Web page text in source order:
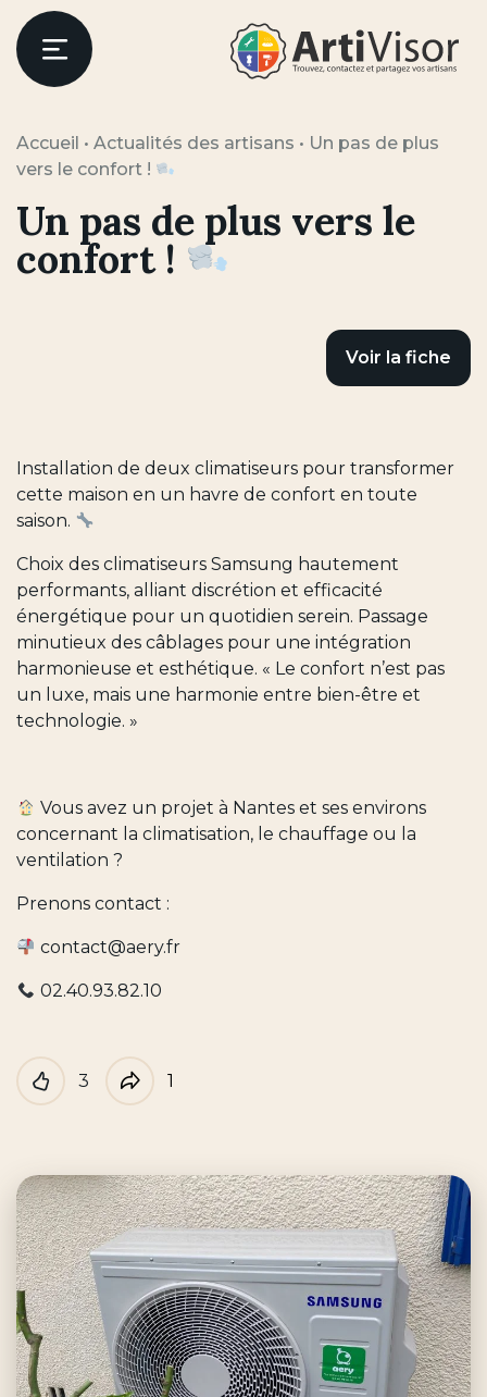
Accueil • Actualités des artisans • Un pas de plus
vers le confort !
Un pas de plus vers le
confort !
Voir la fiche
Installation de deux climatiseurs pour transformer
cette maison en un havre de confort en toute
saison.
Choix des climatiseurs Samsung hautement
performants, alliant discrétion et efficacité
énergétique pour un quotidien serein. Passage
minutieux des câblages pour une intégration
harmonieuse et esthétique. « Le confort n’est pas
un luxe, mais une harmonie entre bien-être et
technologie. »
Vous avez un projet à Nantes et ses environs
concernant la climatisation, le chauffage ou la
ventilation ?
Prenons contact :
contact@aery.fr
02.40.93.82.10
Like
3
Partager
1